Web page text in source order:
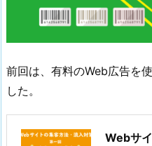
前回は、有料のWeb広告を
した。
Webサ